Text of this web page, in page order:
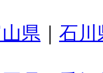
県 石川